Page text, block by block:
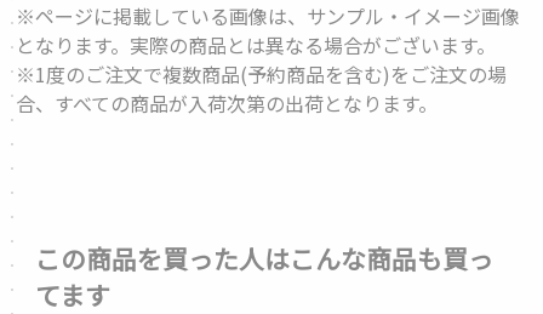
※ページに掲載している画像は、サンプル・イメージ画像
となります。実際の商品とは異なる場合がございます。
※1度のご注文で複数商品(予約商品を含む)をご注文の場
合、すべての商品が入荷次第の出荷となります。
この商品を買った人はこんな商品も買っ
てます